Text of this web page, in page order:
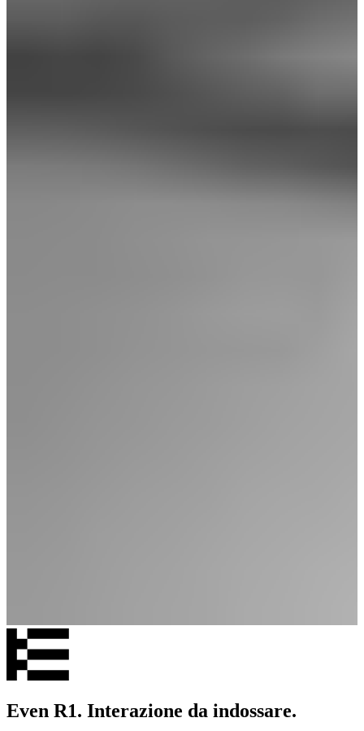
Even R1. Interazione da indossare.